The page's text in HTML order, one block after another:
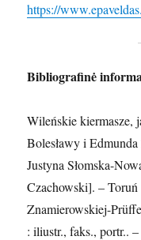
https://
Bibliografinė
Wileńskie kiermasze,
Bolesławy i
Justyna Słomska-
Czachowski]. –
Znamierowskiej-
: iliustr., faks., portr..